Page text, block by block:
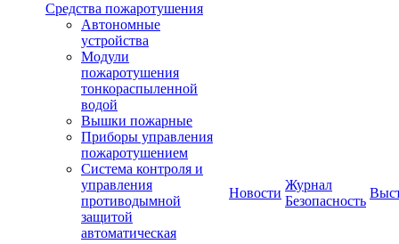
Средства пожаротушения
Автономные
устройства
Модули
пожаротушения
тонкораспыленной
водой
Вышки пожарные
Приборы управления
пожаротушением
Система контроля и
управления
противодымной
защитой
автоматическая
Новости
Журнал
Безопасность